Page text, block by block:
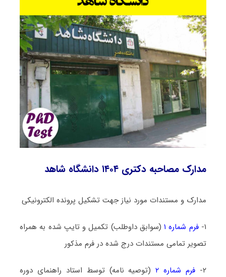
مدارک مصاحبه دکتری ۱۴۰۴ دانشگاه شاهد
مدارک و مستندات مورد نیاز جهت تشکیل پرونده الکترونیکی
۱- فرم شماره ۱ (سوابق داوطلب) تکمیل و تایپ شده به همراه
تصویر تمامی مستندات درج شده در فرم مذکور
۲- فرم شماره ۲
(توصیه نامه) توسط استاد راهنمای دوره